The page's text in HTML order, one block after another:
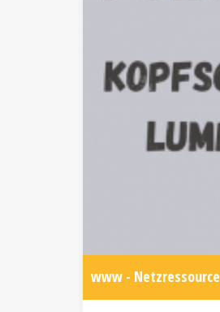
www - Netzressource